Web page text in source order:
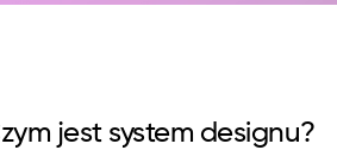
jest system designu?